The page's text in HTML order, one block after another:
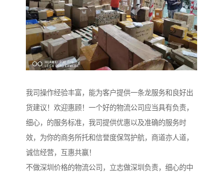
我司操作经验丰富，能为客户提供一条龙服务和良好出
货建议！欢迎惠顾！一个好的物流公司应当具有负责，
细心，的服务标准，我司提供优惠以及准确的服务时
效，为你的商务所托和信誉度保驾护航，商道亦人道，
诚信经营，互惠共赢！
不做深圳价格的物流公司，立志做深圳负责，细心的中